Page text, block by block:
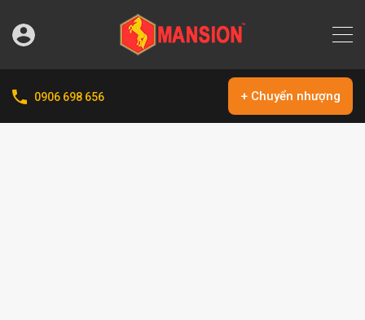
0906 698 656 + Chuyển nhượng